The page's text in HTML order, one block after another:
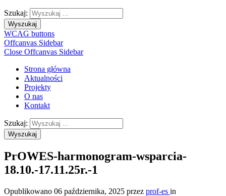
Szukaj:
Wyszukaj
WCAG buttons
Offcanvas Sidebar
Close Offcanvas Sidebar
Strona główna
Aktualności
Projekty
O nas
Kontakt
Szukaj:
Wyszukaj
PrOWES-harmonogram-wsparcia-
18.10.-17.11.25r.-1
Opublikowano 06 października, 2025 przez prof-es in